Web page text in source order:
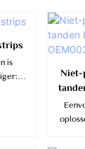
is
Niet-